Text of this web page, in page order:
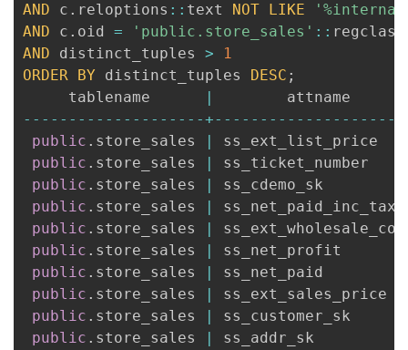
AND c . reloptions : : text NOT LIKE
AND c . oid = 'public.store_sales' : :
AND distinct_tuples >
1
ORDER BY distinct_tuples DESC ;
     tablename
|
-- -- -- -- -- -- -- -- -- --+-- -- -- -- -- -- -- -- -- --
public . store_sales |
public . store_sales |
public . store_sales |
public . store_sales |
public . store_sales |
public . store_sales |
public . store_sales |
public . store_sales |
public . store_sales |
public . store_sales |